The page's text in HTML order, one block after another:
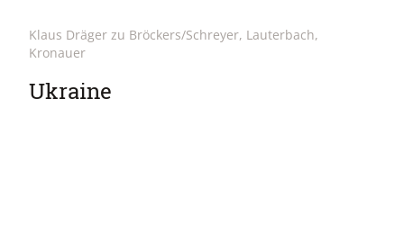
Klaus Dräger zu Bröckers/Schreyer, Lauterbach,
Kronauer
Ukraine